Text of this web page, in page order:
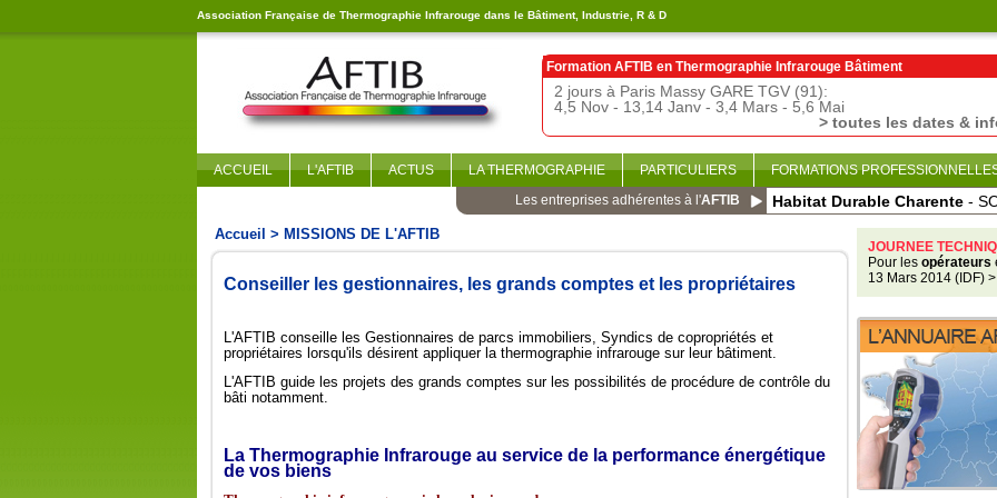
Association Française de Thermographie Infrarouge dans le Bâtiment, Industrie, R & D
Formation AFTIB en Thermographie Infrarouge Bâtiment
2 jours à Paris Massy GARE TGV (91):
4,5 Nov - 13,14 Janv - 3,4 Mars - 5,6 Mai
> toutes les dates &
ACCUEIL L'AFTIB ACTUS LA THERMOGRAPHIE PARTICULIERS
FORMATIONS
Les entreprises adhérentes à l'AFTIB Habitat Durable Charente -
Accueil > MISSIONS DE L'AFTIB
Conseiller les gestionnaires, les grands comptes et les propriétaires
L'AFTIB conseille les Gestionnaires de parcs immobiliers, Syndics de copropriétés et
propriétaires lorsqu'ils désirent appliquer la thermographie infrarouge sur leur bâtiment.
L'AFTIB guide les projets des grands comptes sur les possibilités de procédure de contrôle du
bâti notamment.
La Thermographie Infrarouge au service de la performance énergétique
de vos biens
JOURNEE
Pour les opérateurs
13 Mars 2014 (IDF)